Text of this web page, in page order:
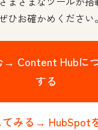
ひお確かめください。
→ Content Hubに
する
てみる→ HubSpot